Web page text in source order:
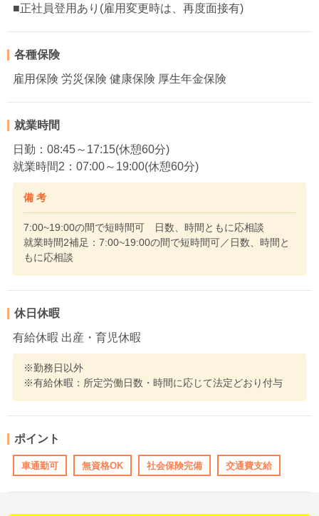
■正社員登用あり(雇用変更時は、再度面接有)
各種保険
雇用保険 労災保険 健康保険 厚生年金保険
就業時間
日勤：08:45～17:15(休憩60分)
就業時間2：07:00～19:00(休憩60分)
備 考
7:00~19:00の間で短時間可 日数、時間ともに応相談
就業時間2補足：7:00~19:00の間で短時間可／日数、時間と
もに応相談
休日休暇
有給休暇 出産・育児休暇
※勤務日以外
※有給休暇：所定労働日数・時間に応じて法定どおり付与
ポイント
車通勤可 無資格OK 社会保険完備 交通費支給